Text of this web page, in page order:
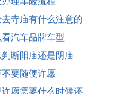
寺庙有什么注意的
汽车品牌车型
判断阳庙还是阴庙
不要随便许愿
许愿需要什么时候还